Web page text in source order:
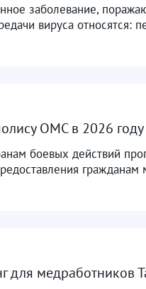
заболевание,
вируса относятся:
ОМС в 2026 году
боевых действий
медработников